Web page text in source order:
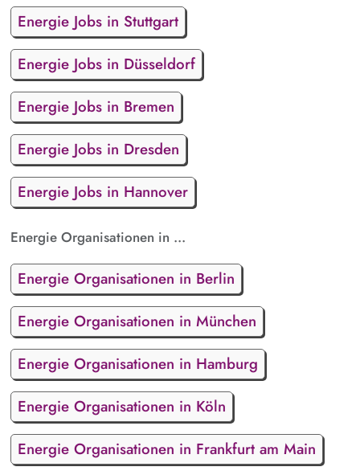
Energie Jobs in Stuttgart
Energie Jobs in Düsseldorf
Energie Jobs in Bremen
Energie Jobs in Dresden
Energie Jobs in Hannover
Energie Organisationen in ...
Energie Organisationen in Berlin
Energie Organisationen in München
Energie Organisationen in Hamburg
Energie Organisationen in Köln
Energie Organisationen in Frankfurt am Main